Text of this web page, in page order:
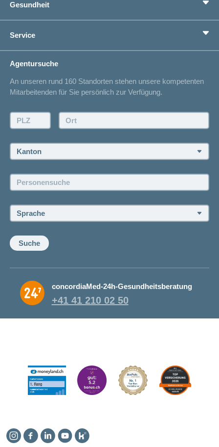
Zusatzversicherungen
Vorsorge
Ich suche eine Versicherung für
Lebenssituation
Sparen bei der Versicherung
Gesundheit
Gesundheitskompass
concordiaMed
Service
Spitalliste
Unfallmeldung
Offertanfrage
Rückruf anfordern
Offene Stellen
Agentursuche
An unseren rund 160 Standorten stehen unsere kompetenten
Mitarbeitenden für Sie persönlich zur Verfügung.
PLZ: Ort:
Kanton:
Personensuche:
Sprache:
Suche
concordiaMed-24h-Gesundheitsberatung
+41 41 210 02 50
Instagram
Facebook
LinkedinYouTube
Kununu